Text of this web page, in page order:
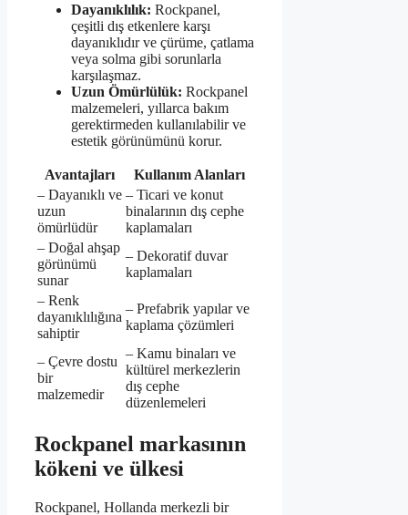
Dayanıklılık: Rockpanel,
çeşitli dış etkenlere karşı
dayanıklıdır ve çürüme, çatlama
veya solma gibi sorunlarla
karşılaşmaz.
Uzun Ömürlülük: Rockpanel
malzemeleri, yıllarca bakım
gerektirmeden kullanılabilir ve
estetik görünümünü korur.
Avantajları
Kullanım Alanları
– Dayanıklı ve
uzun
ömürlüdür
– Ticari ve konut
binalarının dış cephe
kaplamaları
– Doğal ahşap
görünümü
sunar
– Dekoratif duvar
kaplamaları
– Renk
dayanıklılığına
sahiptir
– Prefabrik yapılar ve
kaplama çözümleri
– Çevre dostu
bir
malzemedir
– Kamu binaları ve
kültürel merkezlerin
dış cephe
düzenlemeleri
Rockpanel markasının
kökeni ve ülkesi
Rockpanel, Hollanda merkezli bir